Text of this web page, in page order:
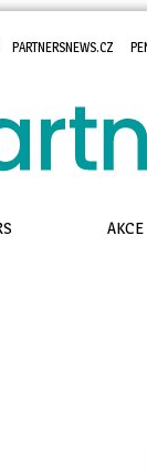
PARTNERSNEWS.CZ
AKCE